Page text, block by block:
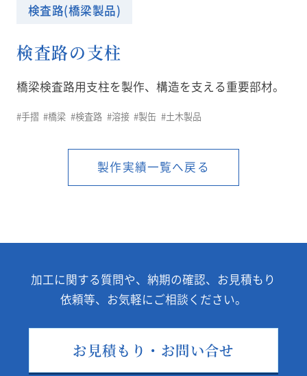
monoduku/製造業向け情報メディア
検査路(橋梁製品)
検査路の支柱
橋梁検査路用支柱を製作、構造を支える重要部材。
#手摺 #橋梁 #検査路 #溶接 #製缶 #土木製品
製作実績一覧へ戻る
加工に関する質問や、納期の確認、お見積もり
依頼等、
お気軽にご相談ください。
お見積もり・お問い合せ